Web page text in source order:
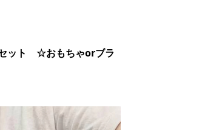
ット ☆おもちゃorブラ